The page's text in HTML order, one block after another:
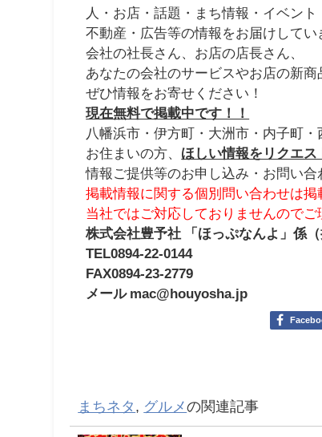
人・お店・話題・まち情報・イベント
不動産・広告等の情報をお届けしてい
会社の社長さん、お店の店長さん、
あなたの会社のサービスやお店の新商
ぜひ情報をお寄せください！
現在無料で掲載中です！！
八幡浜市・伊方町・大洲市・内子町・
お住まいの方、 ほしい情報をリクエス
情報ご提供等のお申し込み・お問い合
掲載情報に関する個別問い合わせは
当社ではご対応しておりませんのでご
株式会社豊予社 「ほっぷなんよ」係（
TEL0894-22-0144
FAX0894-23-2779
メール mac@houyosha.jp
まちネタ , グルメの関連記事